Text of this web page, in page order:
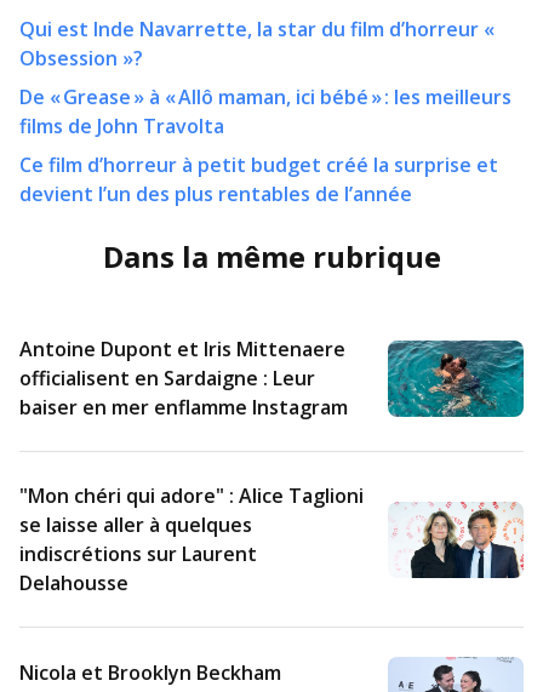
Qui est Inde Navarrette, la star du film d’horreur «
Obsession »?
De « Grease » à « Allô maman, ici bébé » : les meilleurs
films de John Travolta
Ce film d’horreur à petit budget créé la surprise et
devient l’un des plus rentables de l’année
Dans la même rubrique
Antoine Dupont et Iris Mittenaere
officialisent en Sardaigne : Leur
baiser en mer enflamme Instagram
"Mon chéri qui adore" : Alice Taglioni
se laisse aller à quelques
indiscrétions sur Laurent
Delahousse
Nicola et Brooklyn Beckham